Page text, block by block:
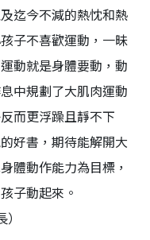
迄今不減的熱忱和熱
子不喜歡運動，一昧
動就是身體要動，動
中規劃了大肌肉運動
而更浮躁且靜不下
好書，期待能解開大
體動作能力為目標，
子動起來。